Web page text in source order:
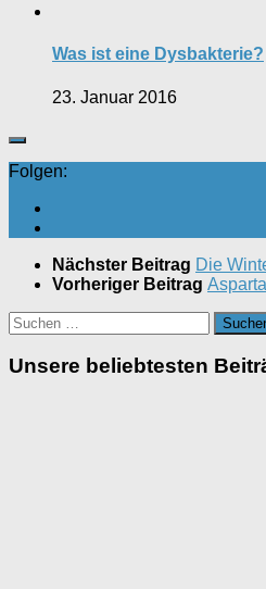
Was ist eine Dysbakterie?
23. Januar 2016
Folgen:
Nächster Beitrag Die
Vorheriger Beitrag
Suchen
nach:
Unsere beliebtesten